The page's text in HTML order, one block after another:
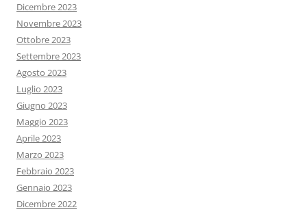
Dicembre 2023
Novembre 2023
Ottobre 2023
Settembre 2023
Agosto 2023
Luglio 2023
Giugno 2023
Maggio 2023
Aprile 2023
Marzo 2023
Febbraio 2023
Gennaio 2023
Dicembre 2022